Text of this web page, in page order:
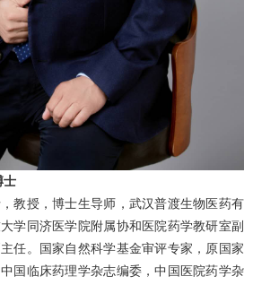
士
，教授，博士生导师，武汉普渡生物医药有
学同济医学院附属协和医院药学教研室副
任。国家自然科学基金审评专家，原国家
国临床药理学杂志编委，中国医院药学杂